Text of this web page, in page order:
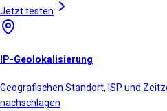
Jetzt testen
IP-Geolokalisierung
Geografischen Standort, ISP und
nachschlagen